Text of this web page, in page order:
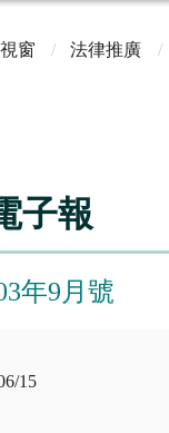
窗 法律推廣
子報
年9月號
15